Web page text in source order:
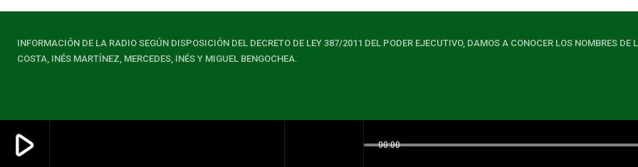
play_arrow 00:00
INFORMACIÓN DE LA RADIO SEGÚN DISPOSICIÓN DEL DECRETO DE LEY 387/2011 DEL PODER EJECUTIVO, DAMOS A CONOCER LOS NOMBRES
COSTA, INÉS MARTÍNEZ, MERCEDES, INÉS Y MIGUEL BENGOCHEA.